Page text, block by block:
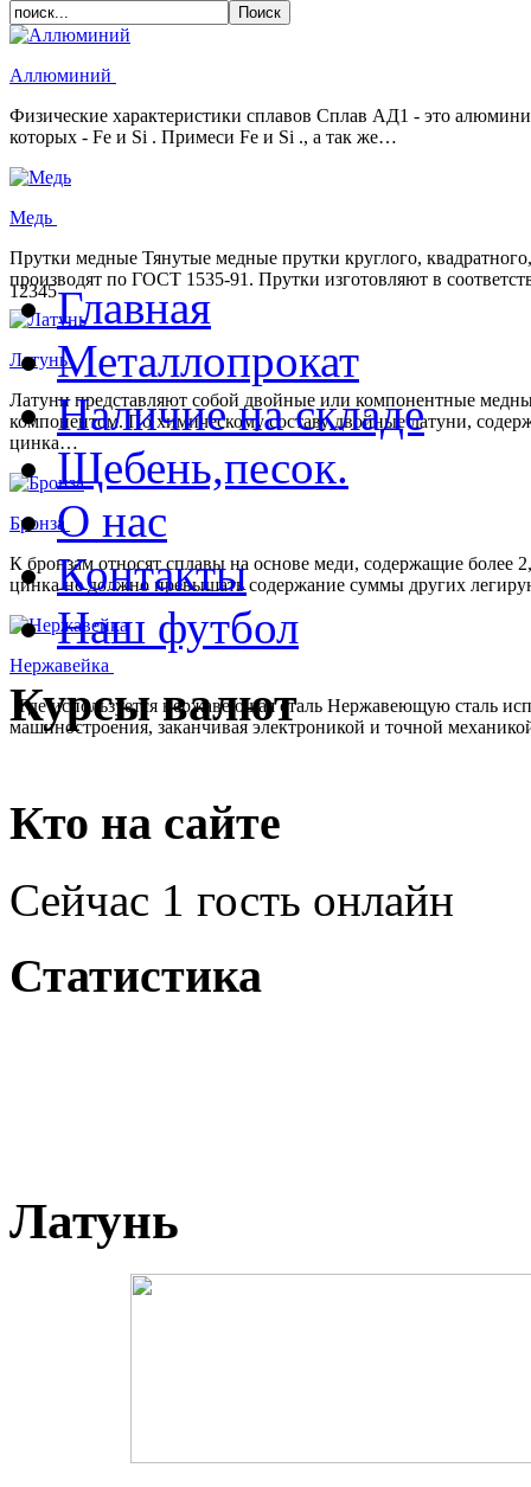
Аллюминий
Физические характеристики сплавов Сплав АД1 - это
которых - Fe и Si . Примеси Fe и Si ., а так же…
Медь
Прутки медные Тянутые медные прутки круглого,
производят по ГОСТ 1535-91. Прутки изготовляют в
Латунь
Латуни представляют собой двойные или компонентные
компонентом. По химическому составу двойные латуни,
цинка…
Бронза
К бронзам относят сплавы на основе меди, содержащие
цинка не должно превышать содержание суммы других
Нержавейка
Где используется нержавеющая сталь Нержавеющую сталь
машиностроения, заканчивая электроникой и точной
12345Главная
Металлопрокат
Наличие на складе
Щебень,песок.
О нас
Контакты
Наш футбол
Курсы валют
Кто на сайте
Сейчас 1 гость онлайн
Статистика
Латунь